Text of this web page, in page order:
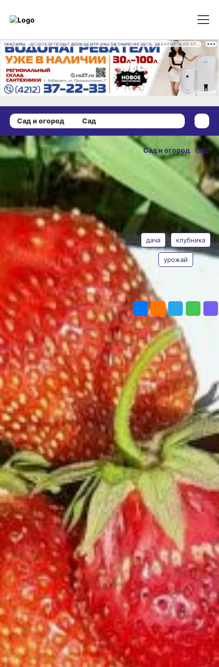
Сад и огород Сад
11 августа 2025 г., 16:00
Секреты
успешного
размножения
клубники
от хабаровского
садовода
Фото: Светлана Калинина
В наше непростое время, когда
садовод приобретает
понравившиеся ему растения, он
иногда просто не в состоянии
потратить большую сумму денег
на то количество экземпляров,
которое необходимо для получения
достаточного для семьи урожая.
Обычно покупается 2 — 3 кустика
крупноплодной земляники
(которую называют клубникой).
Именно они и становятся
маточными растениями. С них
и усы берут для размножения
и собирают ягоды…
К сожалению, при такой
эксплуатации кустиков (и на ягоды,
и на усы) земляника начинает
вырождаться, так как не всегда
удается отследить и выполнить все
требования по размножению. А
именно: оставлять
для размножения только первые
розетки на усах, а также отбирать
в качестве маточных растений.
Напрашивается вывод, что лучше
пожертвовать одним летним
сезоном, не поддаваться
искушению и обрывать абсолютно
все усы (есть такое мнение,
что вес оборванных усов равен
весу «недополученных» ягод).
Собирать в первый год только
ягоды, отобрав при этом лучшие
по урожайности кустики, и только
в следующем году именно
их использовать как маточные
растения.
Расскажу о своем способе
«ускоренного» размножения
земляники, который разработала
за несколько лет. Суть метода
в том, что мы сами становимся
«родителями» для земляничных
усов.
Сад и огород Сад
ОПУБЛИКОВАНО
11 августа 2025 г., 16:00
ТЕГИ
дача клубника
урожай
ПОДЕЛИТЬСЯ